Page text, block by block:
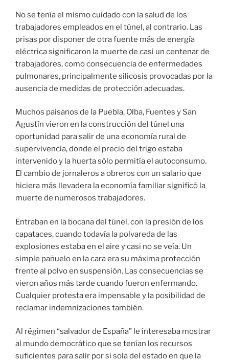
No se tenía el mismo cuidado con la salud de los
trabajadores empleados en el túnel, al contrario. Las
prisas por disponer de otra fuente más de energía
eléctrica significaron la muerte de casi un centenar de
trabajadores, como consecuencia de enfermedades
pulmonares, principalmente silicosis provocadas por la
ausencia de medidas de protección adecuadas.
Muchos paisanos de la Puebla, Olba, Fuentes y San
Agustín vieron en la construcción del túnel una
oportunidad para salir de una economía rural de
supervivencia, donde el precio del trigo estaba
intervenido y la huerta sólo permitía el autoconsumo.
El cambio de jornaleros a obreros con un salario que
hiciera más llevadera la economía familiar significó la
muerte de numerosos trabajadores.
Entraban en la bocana del túnel, con la presión de los
capataces, cuando todavía la polvareda de las
explosiones estaba en el aire y casi no se veía. Un
simple pañuelo en la cara era su máxima protección
frente al polvo en suspensión. Las consecuencias se
vieron años más tarde cuando fueron enfermando.
Cualquier protesta era impensable y la posibilidad de
reclamar indemnizaciones también.
Al régimen “salvador de España” le interesaba mostrar
al mundo democrático que se tenían los recursos
suficientes para salir por si sola del estado en que la